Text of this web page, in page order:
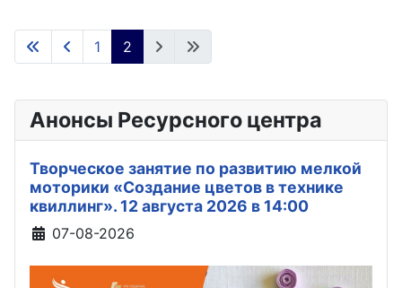
1 2
Анонсы Ресурсного центра
Творческое занятие по развитию мелкой
моторики «Создание цветов в технике
квиллинг». 12 августа 2026 в 14:00
Информация о материале
07-08-2026